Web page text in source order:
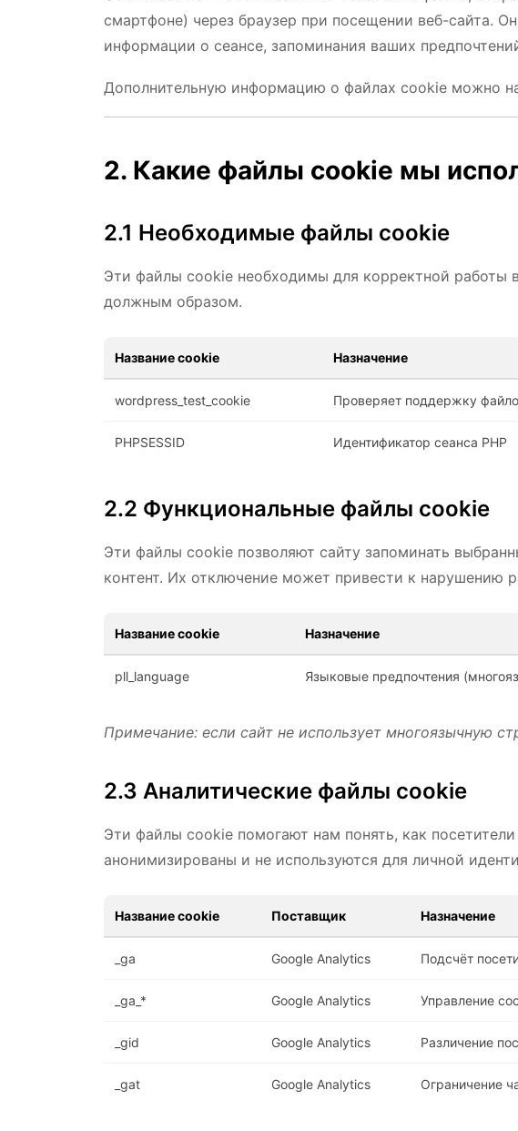
смартфоне) через браузер при посещении веб-сайта.
информации о сеансе, запоминания ваших
Дополнительную информацию о файлах cookie можно
2. Какие файлы cookie мы
2.1 Необходимые файлы cookie
Эти файлы cookie необходимы для корректной работы
должным образом.
Название cookie Назначение
wordpress_test_cookie Проверяет поддержку
PHPSESSID Идентификатор сеанса PHP
2.2 Функциональные файлы cookie
Эти файлы cookie позволяют сайту запоминать
контент. Их отключение может привести к нарушению
Название cookie Назначение
pll_language Языковые предпочтения
Примечание: если сайт не использует многоязычную
2.3 Аналитические файлы cookie
Эти файлы cookie помогают нам понять, как
анонимизированы и не используются для личной
Название cookie Поставщик Назначение
_ga Google Analytics Подсчёт
_ga_* Google Analytics Управление
_gid Google Analytics Различение
_gat Google Analytics Ограничение